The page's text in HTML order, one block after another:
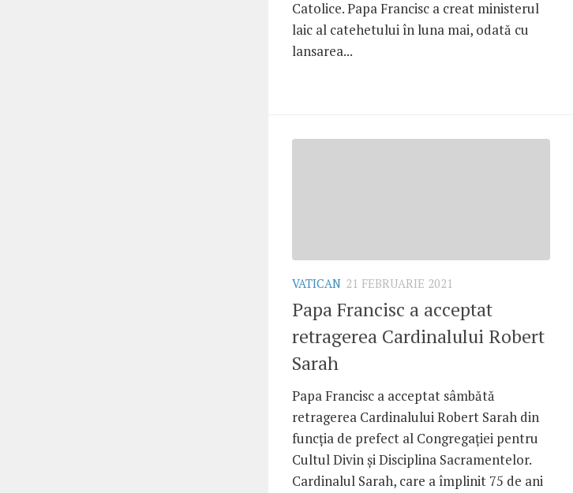
Catolice. Papa Francisc a creat ministerul
laic al catehetului în luna mai, odată cu
lansarea...
VATICAN 21 FEBRUARIE 2021
Papa Francisc a acceptat
retragerea Cardinalului Robert
Sarah
Papa Francisc a acceptat sâmbătă
retragerea Cardinalului Robert Sarah din
funcția de prefect al Congregației pentru
Cultul Divin și Disciplina Sacramentelor.
Cardinalul Sarah, care a împlinit 75 de ani